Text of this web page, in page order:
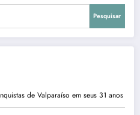
Pesquisar
de Valparaíso em seus 31 anos